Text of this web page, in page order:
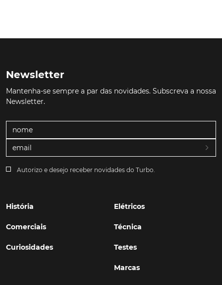
Newsletter
Mantenha-se sempre a par das novidades. Subscreva a nossa
Newsletter.
Autorizo e desejo receber novidades do Turbo.
História
Comerciais
Curiosidades
Elétricos
Técnica
Testes
Marcas